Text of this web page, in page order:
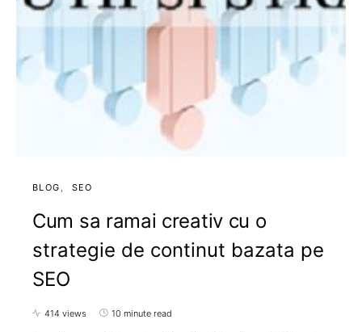
BLOG SEO
Cum sa ramai creativ cu o
strategie de continut bazata pe
SEO
414 views 10 minute read